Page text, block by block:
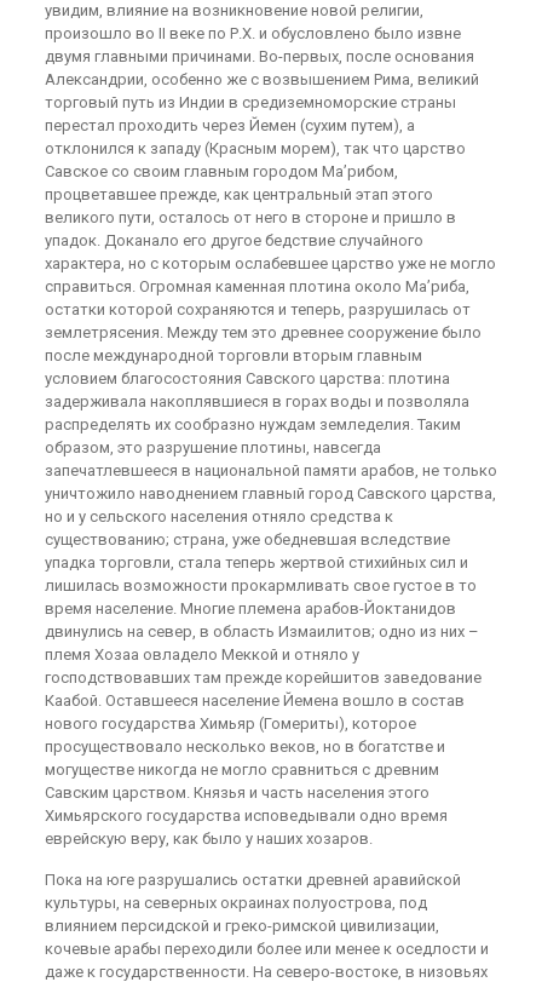
увидим, влияние на возникновение новой религии,
произошло во II веке по Р.Х. и обусловлено было извне
двумя главными причинами. Во-первых, после основания
Александрии, особенно же с возвышением Рима, великий
торговый путь из Индии в средиземноморские страны
перестал проходить через Йемен (сухим путем), а
отклонился к западу (Красным морем), так что царство
Савское со своим главным городом Ма’рибом,
процветавшее прежде, как центральный этап этого
великого пути, осталось от него в стороне и пришло в
упадок. Доканало его другое бедствие случайного
характера, но с которым ослабевшее царство уже не могло
справиться. Огромная каменная плотина около Ма’риба,
остатки которой сохраняются и теперь, разрушилась от
землетрясения. Между тем это древнее сооружение было
после международной торговли вторым главным
условием благосостояния Савского царства: плотина
задерживала накоплявшиеся в горах воды и позволяла
распределять их сообразно нуждам земледелия. Таким
образом, это разрушение плотины, навсегда
запечатлевшееся в национальной памяти арабов, не только
уничтожило наводнением главный город Савского царства,
но и у сельского населения отняло средства к
существованию; страна, уже обедневшая вследствие
упадка торговли, стала теперь жертвой стихийных сил и
лишилась возможности прокармливать свое густое в то
время население. Многие племена арабов-Йоктанидов
двинулись на север, в область Измаилитов; одно из них –
племя Хозаа овладело Меккой и отняло у
господствовавших там прежде корейшитов заведование
Каабой. Оставшееся население Йемена вошло в состав
нового государства Химьяр (Гомериты), которое
просуществовало несколько веков, но в богатстве и
могуществе никогда не могло сравниться с древним
Савским царством. Князья и часть населения этого
Химьярского государства исповедывали одно время
еврейскую веру, как было у наших хозаров.
Пока на юге разрушались остатки древней аравийской
культуры, на северных окраинах полуострова, под
влиянием персидской и греко-римской цивилизации,
кочевые арабы переходили более или менее к оседлости и
даже к государственности. На северо-востоке, в низовьях